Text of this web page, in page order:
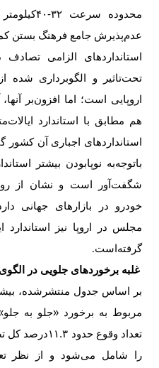
محدوده سرعت ۴۰-۳۲‌
عدم‌پذیرش جامع فرهنگ بستن
استانداردهای الزامی
تحت‌تاثیر و الگوبرداری شده
اروپایی است؛ اما افزون‌بر
هم مطابق با استاندارد
استانداردهای اجباری آن
باتوجه‌به نوپا‌بودن بیشتر
شگفت‌آور است و نشان از
خودرو در بازارهای جهانی
مجلس در اروپا نیز استاندارد
گرفته‌است.
غلبه برخوردهای جلویی در
بر اساس جدول منتشرشده،
مربوط به برخورد «جلو به
تعداد وقوع حدود ۱۱.۳درصد کل
را شامل می‌شود و از نظر